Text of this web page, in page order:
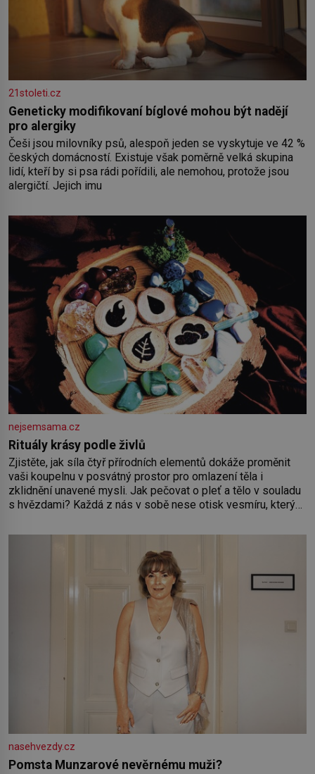
21stoleti.cz
Geneticky modifikovaní bíglové mohou být nadějí
pro alergiky
Češi jsou milovníky psů, alespoň jeden se vyskytuje ve 42 %
českých domácností. Existuje však poměrně velká skupina
lidí, kteří by si psa rádi pořídili, ale nemohou, protože jsou
alergičtí. Jejich imu
nejsemsama.cz
Rituály krásy podle živlů
Zjistěte, jak síla čtyř přírodních elementů dokáže proměnit
vaši koupelnu v posvátný prostor pro omlazení těla i
zklidnění unavené mysli. Jak pečovat o pleť a tělo v souladu
s hvězdami? Každá z nás v sobě nese otisk vesmíru, který
pokožky. Ohnivá znamení Ženy narozené ve znamení Berana,
nasehvezdy.cz
Pomsta Munzarové nevěrnému muži?